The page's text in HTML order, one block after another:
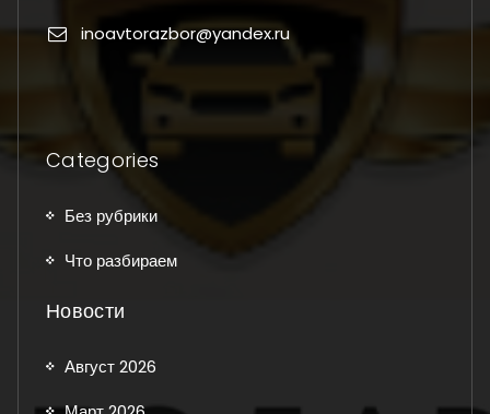
inoavtorazbor@yandex.ru
Categories
Без рубрики
Что разбираем
Новости
Август 2026